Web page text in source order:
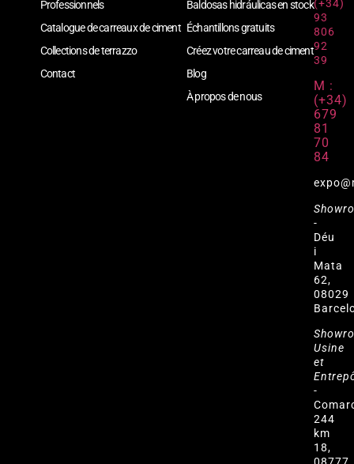
Professionnels
Catalogue de carreaux de ciment
Collections de terrazzo
Contact
Baldosas hidráulicas en stock
Échantillons gratuits
Créez votre carreau de ciment
Blog
À propos de nous
(+34)
93
806
92
39
M :
(+34)
679
81
70
84
-
Déu
i
Mata
62,
08029
Usine
et
-
244
km
18,